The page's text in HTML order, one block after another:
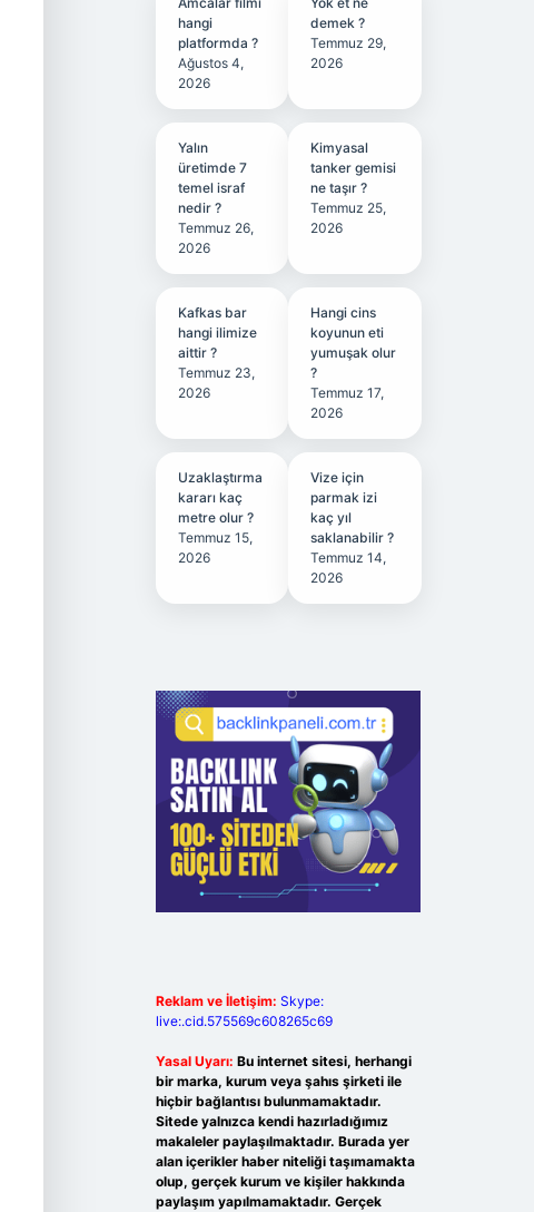
hangi
platformda ?
Ağustos 4,
2026
demek ?
Temmuz 29,
2026
Yalın
üretimde 7
temel israf
nedir ?
Temmuz 26,
2026
Kimyasal
tanker gemisi
ne taşır ?
Temmuz 25,
2026
Kafkas bar
hangi ilimize
aittir ?
Temmuz 23,
2026
Hangi cins
koyunun eti
yumuşak olur
?
Temmuz 17,
2026
Uzaklaştırma
kararı kaç
metre olur ?
Temmuz 15,
2026
Vize için
parmak izi
kaç yıl
saklanabilir ?
Temmuz 14,
2026
Reklam ve İletişim: Skype:
live:.cid.575569c608265c69
Yasal Uyarı: Bu internet sitesi, herhangi
bir marka, kurum veya şahıs şirketi ile
hiçbir bağlantısı bulunmamaktadır.
Sitede yalnızca kendi hazırladığımız
makaleler paylaşılmaktadır. Burada yer
alan içerikler haber niteliği taşımamakta
olup, gerçek kurum ve kişiler hakkında
paylaşım yapılmamaktadır. Gerçek